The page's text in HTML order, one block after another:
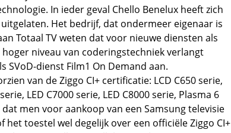
In ieder geval Chello Benelux heeft zich
Het bedrijf, dat ondermeer eigenaar is
Totaal TV weten dat voor nieuwe diensten als
niveau van coderingstechniek verlangt
SVoD-dienst Film1 On Demand aan.
van de Ziggo CI+ certificatie: LCD C650 serie,
LED C7000 serie, LED C8000 serie, Plasma 6
men voor aankoop van een Samsung televisie
toestel wel degelijk over een officiële Ziggo CI+